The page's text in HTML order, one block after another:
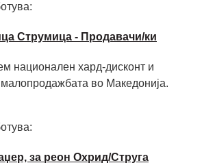
Струмица - Продавачи/ки
национален хард-дисконт и
во Македонија.
за реон Охрид/Струга